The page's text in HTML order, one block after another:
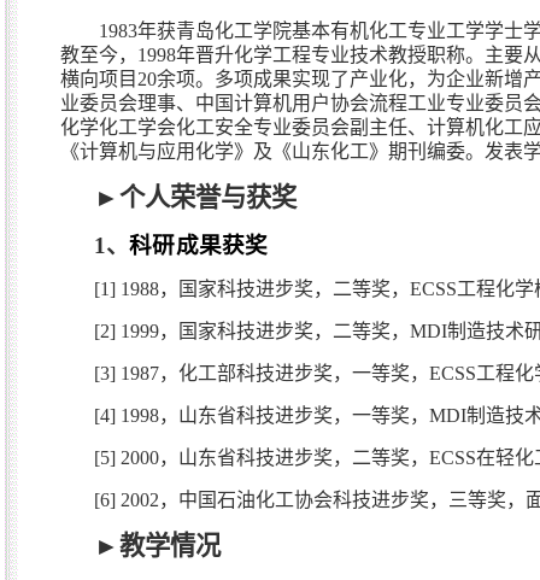
1983年获青岛化工学院基本有机化工专业工学学士
教至今， 1998年晋升化学工程专业技术教授职称。主要
横向项目 20余项。多项成果实现了产业化，为企业新增
业委员会理事、中国计算机用户协会流程工业专业委员
化学化工学会化工安全专业委员会副主任、计算机化工
《计算机与应用化学》及《山东化工》期刊编委。发表
►个人荣誉与获奖
1、 科研成果获奖
[1] 1988，国家科技进步奖，二等奖， ECSS工程化学
[2] 1999，国家科技进步奖，二等奖， MDI制造技术
[3] 1987，化工部科技进步奖，一等奖， ECSS工程化
[4] 1998，山东省科技进步奖，一等奖， MDI制造技
[5] 2000，山东省科技进步奖，二等奖， ECSS在轻化
[6] 2002，中国石油化工协会科技进步奖，三等奖，
►教学情况